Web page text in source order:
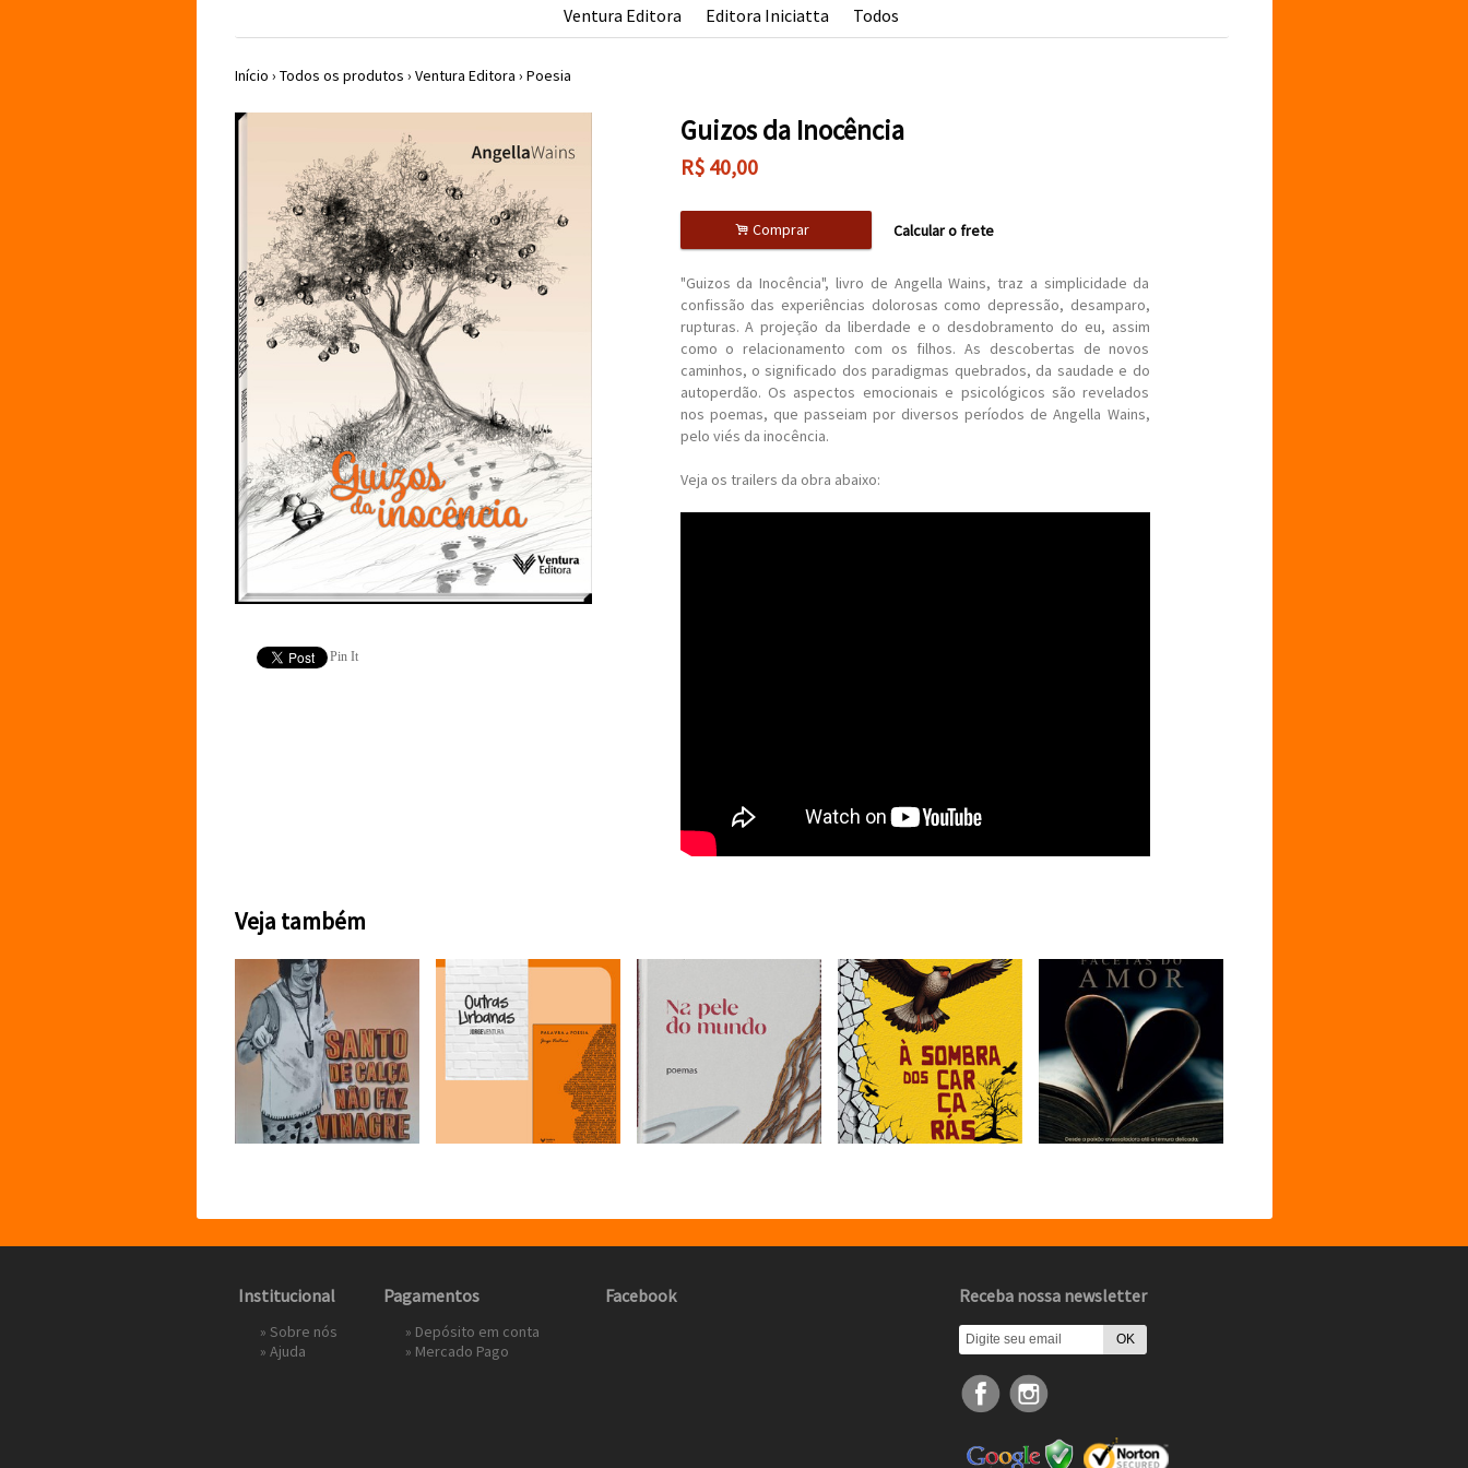
Ventura Editora Editora Iniciatta Todos
Início › Todos os produtos › Ventura Editora › Poesia
Pin It
Guizos da Inocência
R$ 40,00
. Comprar Calcular o frete
"Guizos da Inocência", livro de Angella Wains, traz a simplicidade da
confissão das experiências dolorosas como depressão, desamparo,
rupturas. A projeção da liberdade e o desdobramento do eu, assim
como o relacionamento com os filhos. As descobertas de novos
caminhos, o significado dos paradigmas quebrados, da saudade e do
autoperdão. Os aspectos emocionais e psicológicos são revelados
nos poemas, que passeiam por diversos períodos de Angella Wains,
pelo viés da inocência.
Veja os trailers da obra abaixo:
Veja também
Institucional
» Sobre nós
» Ajuda
Pagamentos
» Depósito em conta
» Mercado Pago
Facebook Receba nossa newsletter